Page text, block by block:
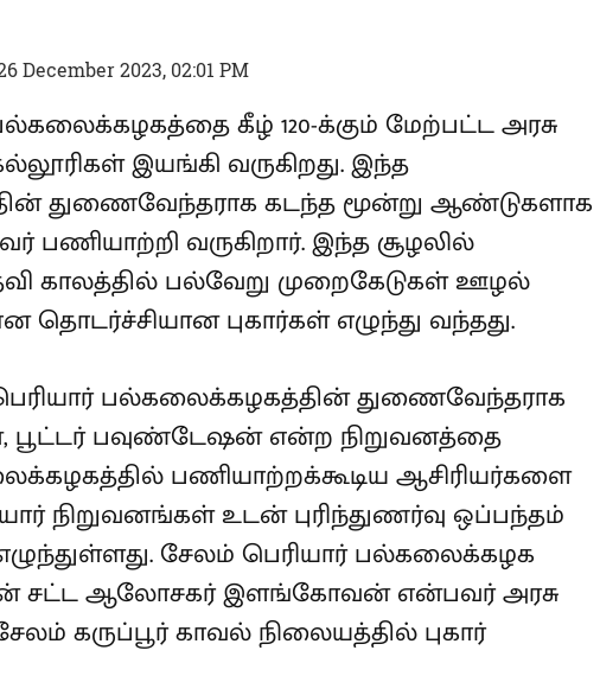
December 2023, 02:01 PM
கீழ் 120-க்கும் மேற்பட்ட அரசு
இயங்கி வருகிறது. இந்த
துணைவேந்தராக கடந்த மூன்று ஆண்டுகளாக
பணியாற்றி வருகிறார். இந்த சூழலில்
காலத்தில் பல்வேறு முறைகேடுகள் ஊழல்
தொடர்ச்சியான புகார்கள் எழுந்து வந்தது.
பல்கலைக்கழகத்தின் துணைவேந்தராக
பவுண்டேஷன் என்ற நிறுவனத்தை
பணியாற்றக்கூடிய ஆசிரியர்களை
நிறுவனங்கள் உடன் புரிந்துணர்வு ஒப்பந்தம்
சேலம் பெரியார் பல்கலைக்கழக
சட்ட ஆலோசகர் இளங்கோவன் என்பவர் அரசு
கருப்பூர் காவல் நிலையத்தில் புகார்